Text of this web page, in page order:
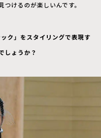
けるのが楽しいんです。
ク」をスタイリングで表現す
しょうか？